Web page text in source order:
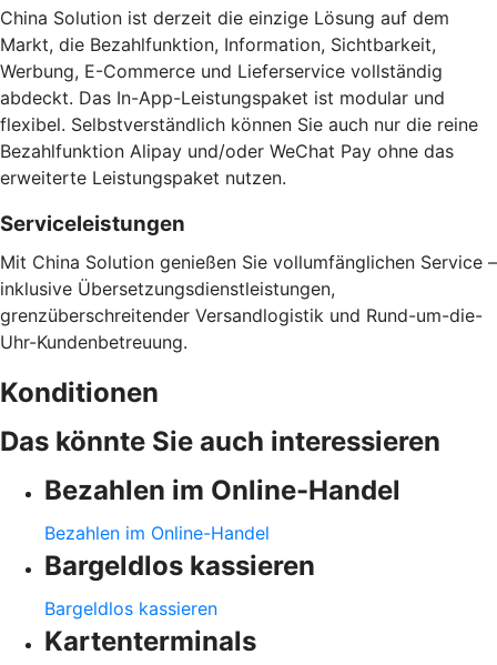
China Solution ist derzeit die einzige Lösung auf dem
Markt, die Bezahlfunktion, Information, Sichtbarkeit,
Werbung, E-Commerce und Lieferservice vollständig
abdeckt. Das In-App-Leistungspaket ist modular und
flexibel. Selbstverständlich können Sie auch nur die reine
Bezahlfunktion Alipay und/oder WeChat Pay ohne das
erweiterte Leistungspaket nutzen.
Serviceleistungen
Mit China Solution genießen Sie vollumfänglichen Service –
inklusive Übersetzungsdienstleistungen,
grenzüberschreitender Versandlogistik und Rund-um-die-
Uhr-Kundenbetreuung.
Konditionen
Das könnte Sie auch interessieren
Bezahlen im Online-Handel
Bezahlen im Online-Handel
Bargeldlos kassieren
Bargeldlos kassieren
Kartenterminals